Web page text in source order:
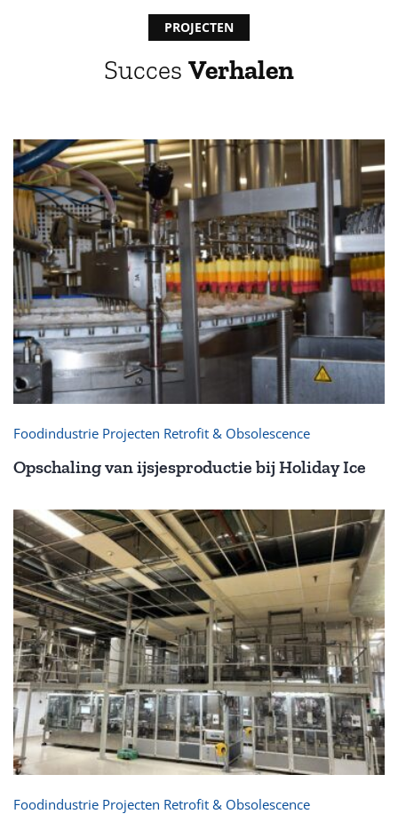
PROJECTEN
Succes Verhalen
Foodindustrie Projecten Retrofit & Obsolescence
Opschaling van ijsjesproductie bij Holiday Ice
Foodindustrie Projecten Retrofit & Obsolescence